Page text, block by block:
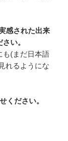
感された出来
い。
も(まだ日本語
れるようにな
ください。